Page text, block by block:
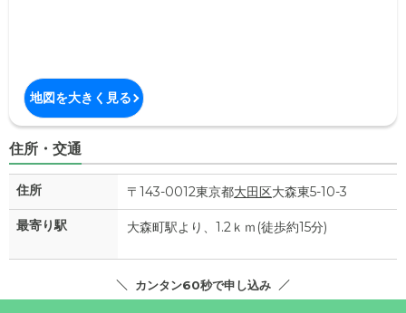
地図を大きく見る
住所・交通
住所 〒143-0012東京都大田区大森東5-10-3
最寄り駅 大森町駅より、1.2ｋｍ(徒歩約15分)
カンタン60秒で申し込み